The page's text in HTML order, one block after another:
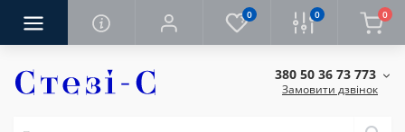
0 0 0
380 50 36 73 773
Замовити дзвінок